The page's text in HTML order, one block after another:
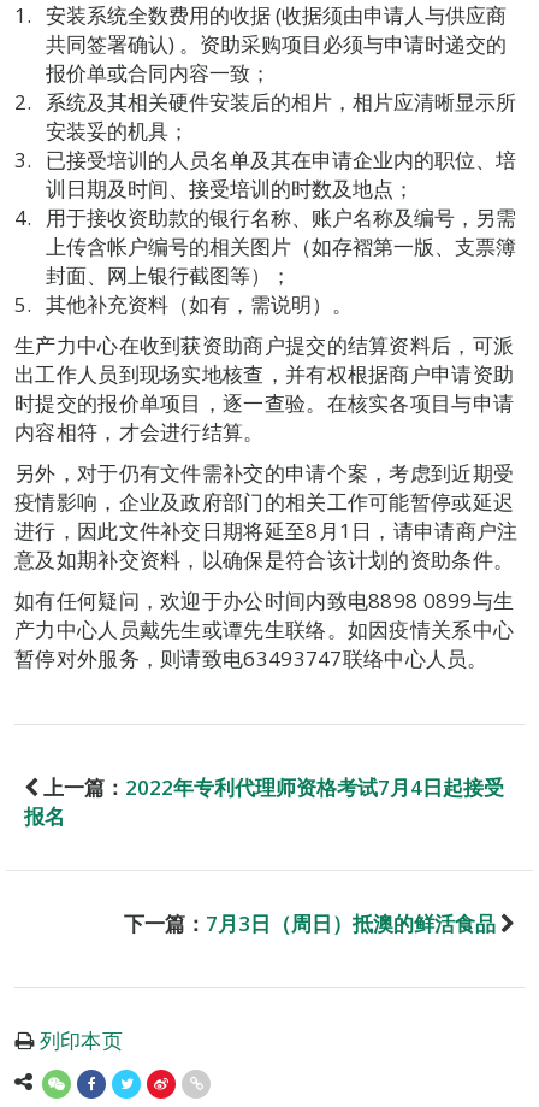
安装系统全数费用的收据 (收据须由申请人与供应商
共同签署确认) 。资助采购项目必须与申请时递交的
报价单或合同内容一致；
系统及其相关硬件安装后的相片，相片应清晰显示所
安装妥的机具；
已接受培训的人员名单及其在申请企业内的职位、培
训日期及时间、接受培训的时数及地点；
用于接收资助款的银行名称、账户名称及编号，另需
上传含帐户编号的相关图片（如存褶第一版、支票簿
封面、网上银行截图等）；
其他补充资料（如有，需说明）。
生产力中心在收到获资助商户提交的结算资料后，可派
出工作人员到现场实地核查，并有权根据商户申请资助
时提交的报价单项目，逐一查验。在核实各项目与申请
内容相符，才会进行结算。
另外，对于仍有文件需补交的申请个案，考虑到近期受
疫情影响，企业及政府部门的相关工作可能暂停或延迟
进行，因此文件补交日期将延至8月1日，请申请商户注
意及如期补交资料，以确保是符合该计划的资助条件。
如有任何疑问，欢迎于办公时间内致电8898 0899与生
产力中心人员戴先生或谭先生联络。如因疫情关系中心
暂停对外服务，则请致电63493747联络中心人员。
上一篇： 2022年专利代理师资格考试7月4日起接受
报名
下一篇： 7月3日（周日）抵澳的鲜活食品
列印本页